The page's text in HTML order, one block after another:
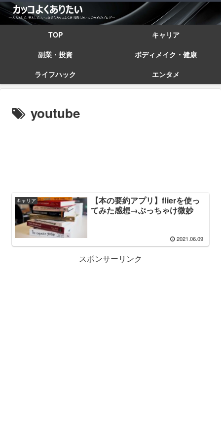
TOP
キャリア
副業・投資
ボディメイク・健康
ライフハック
エンタメ
youtube
キャリア
【本の要約アプリ】flierを使っ
てみた感想→ぶっちゃけ微妙
2021.06.09
スポンサーリンク